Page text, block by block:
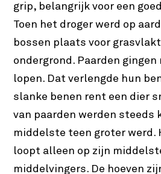
grip, belangrijk voor een
Toen het droger werd op
bossen plaats voor
ondergrond. Paarden gingen
lopen. Dat verlengde hun
slanke benen rent een dier
van paarden werden steeds
middelste teen groter werd.
loopt alleen op zijn
middelvingers. De hoeven